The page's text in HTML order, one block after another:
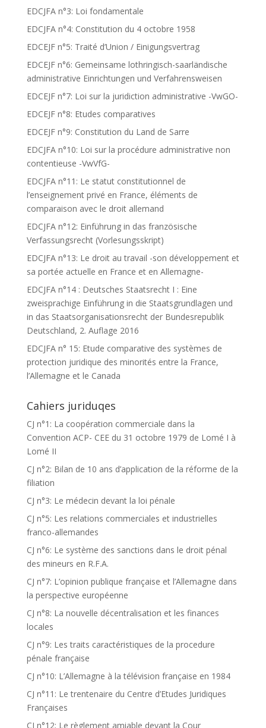
EDCJFA n°3: Loi fondamentale
EDCJFA n°4: Constitution du 4 octobre 1958
EDCEJF n°5: Traité d’Union / Einigungsvertrag
EDCEJF n°6: Gemeinsame lothringisch-saarländische
administrative Einrichtungen und Verfahrensweisen
EDCEJF n°7: Loi sur la juridiction administrative -VwGO-
EDCEJF n°8: Etudes comparatives
EDCEJF n°9: Constitution du Land de Sarre
EDCJFA n°10: Loi sur la procédure administrative non
contentieuse -VwVfG-
EDCJFA n°11: Le statut constitutionnel de
l’enseignement privé en France, éléments de
comparaison avec le droit allemand
EDCJFA n°12: Einführung in das französische
Verfassungsrecht (Vorlesungsskript)
EDCJFA n°13: Le droit au travail -son développement et
sa portée actuelle en France et en Allemagne-
EDCJFA n°14 : Deutsches Staatsrecht I : Eine
zweisprachige Einführung in die Staatsgrundlagen und
in das Staatsorganisationsrecht der Bundesrepublik
Deutschland, 2. Auflage 2016
EDCJFA n° 15: Etude comparative des systèmes de
protection juridique des minorités entre la France,
l’Allemagne et le Canada
Cahiers juriduqes
CJ n°1: La coopération commerciale dans la
Convention ACP- CEE du 31 octobre 1979 de Lomé I à
Lomé II
CJ n°2: Bilan de 10 ans d’application de la réforme de la
filiation
CJ n°3: Le médecin devant la loi pénale
CJ n°5: Les relations commerciales et industrielles
franco-allemandes
CJ n°6: Le système des sanctions dans le droit pénal
des mineurs en R.F.A.
CJ n°7: L’opinion publique française et l’Allemagne dans
la perspective européenne
CJ n°8: La nouvelle décentralisation et les finances
locales
CJ n°9: Les traits caractéristiques de la procedure
pénale française
CJ n°10: L’Allemagne à la télévision française en 1984
CJ n°11: Le trentenaire du Centre d’Etudes Juridiques
Françaises
CJ n°12: Le règlement amiable devant la Cour